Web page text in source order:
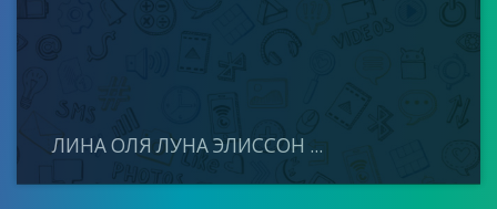
ЛИНА ОЛЯ ЛУНА ЭЛИССОН ...